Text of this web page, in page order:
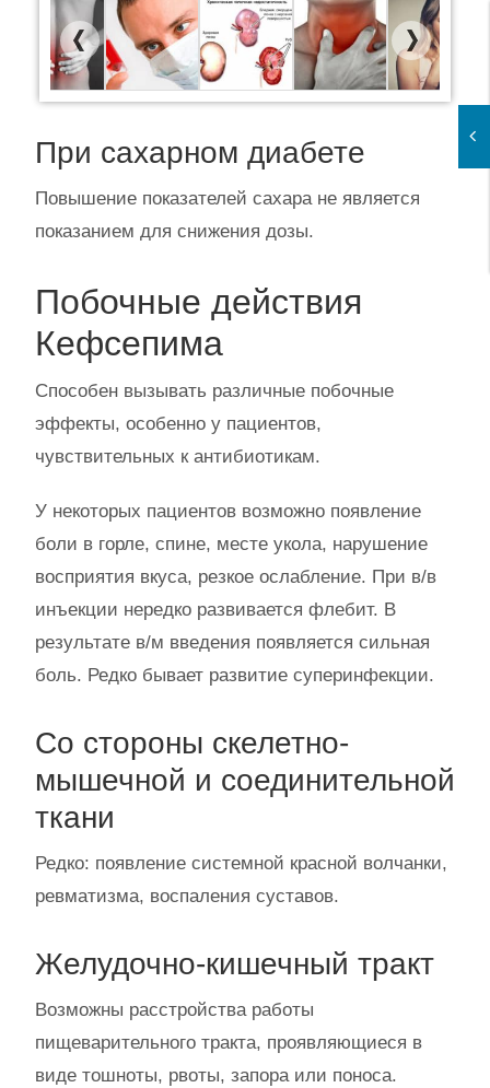
Previous Next
При сахарном диабете
Повышение показателей сахара не является
показанием для снижения дозы.
Побочные действия
Кефсепима
Способен вызывать различные побочные
эффекты, особенно у пациентов,
чувствительных к антибиотикам.
У некоторых пациентов возможно появление
боли в горле, спине, месте укола, нарушение
восприятия вкуса, резкое ослабление. При в/в
инъекции нередко развивается флебит. В
результате в/м введения появляется сильная
боль. Редко бывает развитие суперинфекции.
Со стороны скелетно-
мышечной и соединительной
ткани
Редко: появление системной красной волчанки,
ревматизма, воспаления суставов.
Желудочно-кишечный тракт
Возможны расстройства работы
пищеварительного тракта, проявляющиеся в
виде тошноты, рвоты, запора или поноса.